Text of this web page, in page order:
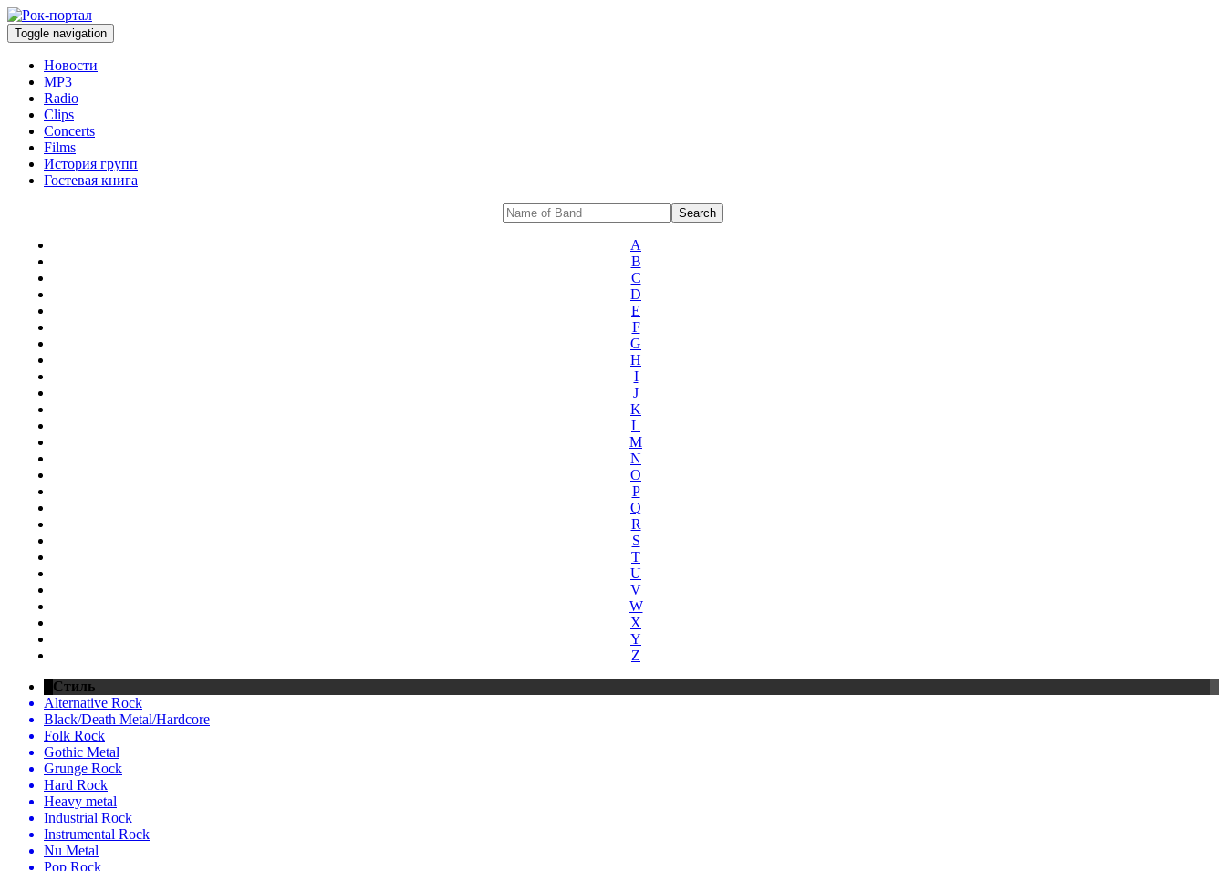
Toggle navigation
Новости
MP3
Radio
Clips
Concerts
Films
История групп
Гостевая книга
A
B
C
D
E
F
G
H
I
J
K
L
M
N
O
P
Q
R
S
T
U
V
W
X
Y
Z
Стиль
Alternative Rock
Black/Death Metal/Hardcore
Folk Rock
Gothic Metal
Grunge Rock
Hard Rock
Heavy metal
Industrial Rock
Instrumental Rock
Nu Metal
Pop Rock